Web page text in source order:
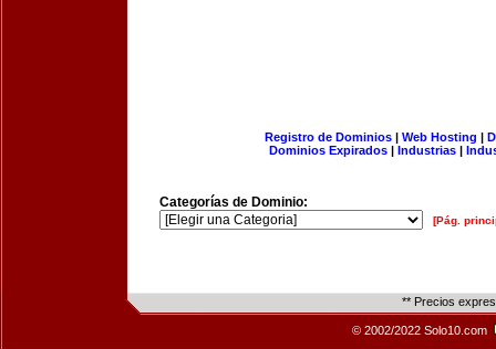
Registro de Dominios| Web Hosting |
Dominios Expirados | Industrias |
Categorías de Dominio:
[Pág.
** Precios
© 2002/2022 Solo10.com